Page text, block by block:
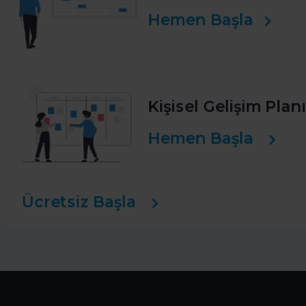
Hemen Başla
Kişisel Gelişim Planı
Hemen Başla
Ücretsiz Başla